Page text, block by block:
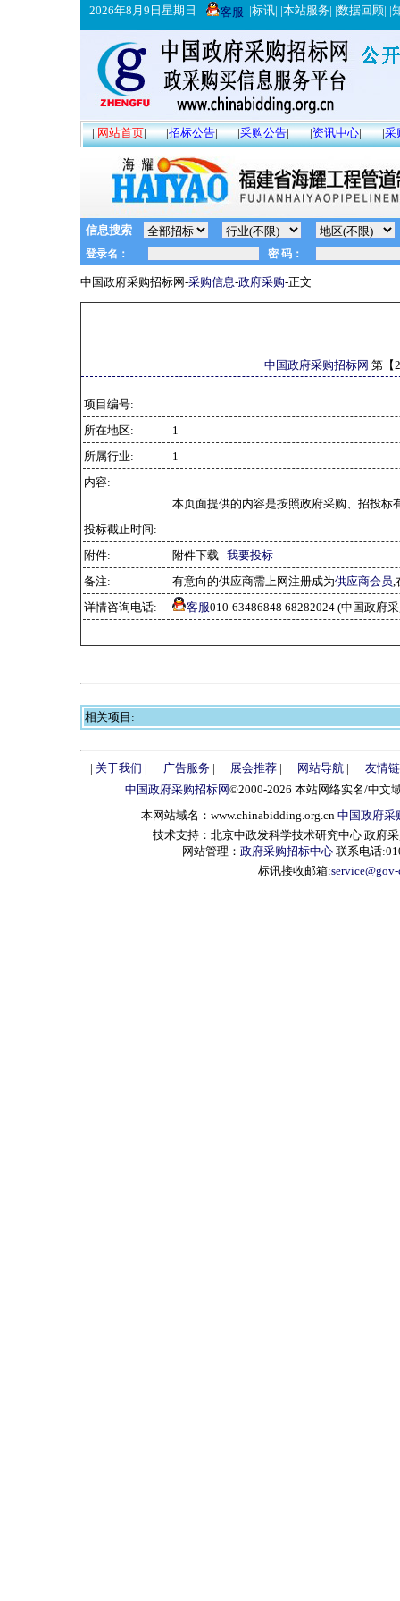
2026年8月9日星期日 客服 |标讯| |本站服务| |数据回顾| |
|网站首页| |招标公告| |采购公告| |资讯中心| |采
信息搜索
中国政府采购招标网-采购信息-政府采购-正文
中国政府采购招标网 第【
项目编号:
所在地区:
1
所属行业:
1
内容:
本页面提供的内容是按照政府采购、招投标
投标截止时间:
附件:
附件下载 我要投标
备注:
有意向的供应商需上网注册成为供应商会员,
详情咨询电话:
客服010-63486848 68282024 (中国政府
相关项目:
| 关于我们 | 广告服务| 展会推荐| 网站导航 |
友情
中国政府采购招标网©2000-2026 本站网络实名/中文
本网站域名：www.chinabidding.org.cn 中国政府采
技术支持：北京中政发科学技术研究中心 政府
网站管理： 政府采购招标中心 联系电话
标讯接收邮箱: